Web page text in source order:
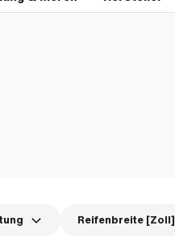
Reifenbreite [Zoll]